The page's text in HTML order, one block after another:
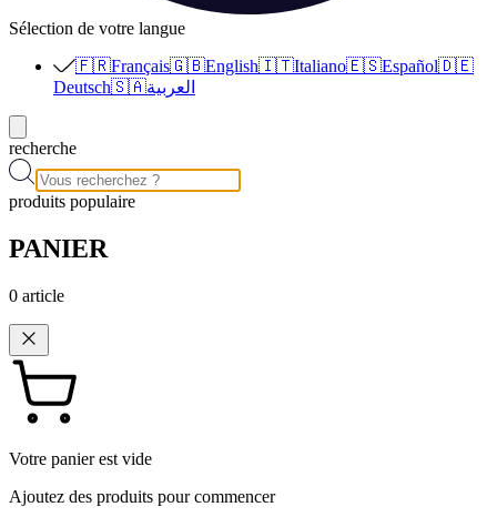
Sélection de votre langue
🇫🇷Français🇬🇧English🇮🇹Italiano🇪🇸Español🇩🇪
Deutsch🇸🇦العربية
recherche
produits populaire
PANIER
0 article
Votre panier est vide
Ajoutez des produits pour commencer